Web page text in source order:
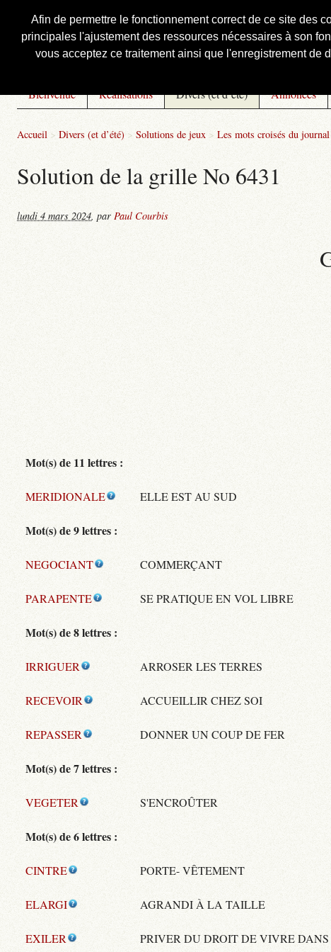
Afin de permettre le fonctionnement correct de ce site des
principales l'ajustement des ressources nécessaires à son
vous acceptez ce traitement ainsi que l'enregistrement de
Courbis, « LE » Blog Officiel
Bienvenue Réalisations Divers (et d’été) Annonces
Accueil > Divers (et d’été) > Solutions de jeux > Les mots croisés du
Solution de la grille No 6431
lundi 4 mars 2024, par Paul Courbis
Mot(s) de 11 lettres :
MERIDIONALE ELLE EST AU SUD
Mot(s) de 9 lettres :
NEGOCIANT COMMERÇANT
PARAPENTE SE PRATIQUE EN VOL LIBRE
Mot(s) de 8 lettres :
IRRIGUER ARROSER LES TERRES
RECEVOIR ACCUEILLIR CHEZ SOI
REPASSER DONNER UN COUP DE FER
Mot(s) de 7 lettres :
VEGETER S'ENCROÛTER
Mot(s) de 6 lettres :
CINTRE PORTE- VÊTEMENT
ELARGI AGRANDI À LA TAILLE
EXILER PRIVER DU DROIT DE VIVRE DANS